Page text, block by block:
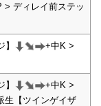
ディレイ前ステッ
+中K >
+中K >
生【ツインゲイザ